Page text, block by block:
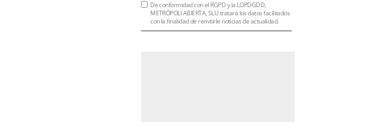
De conformidad con el RGPD y la LOPDGDD,
METRÓPOLI ABIERTA, SLU tratará los datos facilitados
con la finalidad de remitirle noticias de actualidad.